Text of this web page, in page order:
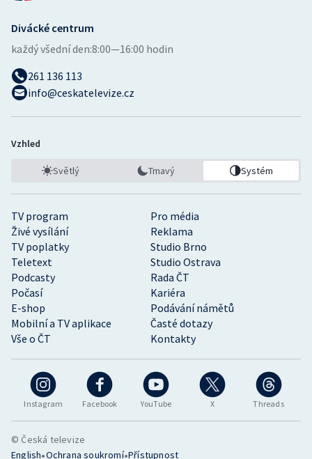
Instagram Facebook YouTube X Threads
TV program
Pro média
Živé vysílání
Reklama
TV poplatky
Studio Brno
Teletext
Studio Ostrava
Podcasty
Rada ČT
Počasí
Kariéra
E-shop
Podávání námětů
Mobilní a TV aplikace
Časté dotazy
Vše o ČT
Kontakty
Divácké centrum
každý všední den:8:00—16:00 hodin
261 136 113
info@ceskatelevize.cz
Vzhled
Světlý Tmavý Systém
© Česká televize
English•Ochrana soukromí•Přístupnost